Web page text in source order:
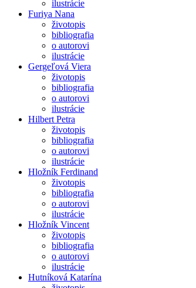
ilustrácie
Furiya Nana
životopis
bibliografia
o autorovi
ilustrácie
Gergeľová Viera
životopis
bibliografia
o autorovi
ilustrácie
Hilbert Petra
životopis
bibliografia
o autorovi
ilustrácie
Hložník Ferdinand
životopis
bibliografia
o autorovi
ilustrácie
Hložník Vincent
životopis
bibliografia
o autorovi
ilustrácie
Hutníková Katarína